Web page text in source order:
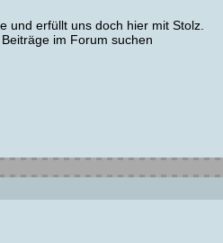
und erfüllt uns doch hier mit Stolz.
im Forum suchen